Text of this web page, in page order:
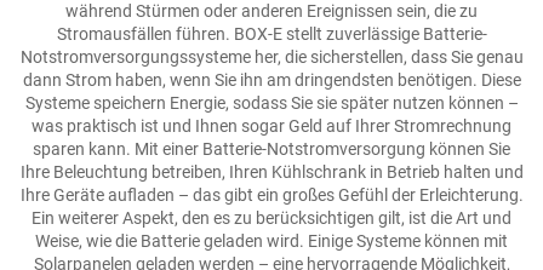
während Stürmen oder anderen Ereignissen sein, die zu
Stromausfällen führen. BOX-E stellt zuverlässige Batterie-
Notstromversorgungssysteme her, die sicherstellen, dass Sie genau
dann Strom haben, wenn Sie ihn am dringendsten benötigen. Diese
Systeme speichern Energie, sodass Sie sie später nutzen können –
was praktisch ist und Ihnen sogar Geld auf Ihrer Stromrechnung
sparen kann. Mit einer Batterie-Notstromversorgung können Sie
Ihre Beleuchtung betreiben, Ihren Kühlschrank in Betrieb halten und
Ihre Geräte aufladen – das gibt ein großes Gefühl der Erleichterung.
Ein weiterer Aspekt, den es zu berücksichtigen gilt, ist die Art und
Weise, wie die Batterie geladen wird. Einige Systeme können mit
Solarpanelen geladen werden – eine hervorragende Möglichkeit,